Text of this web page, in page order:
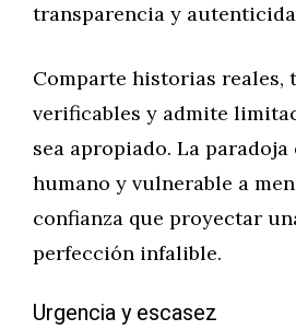
transparencia y
Comparte historias reales,
verificables y admite
sea apropiado. La
humano y vulnerable a
confianza que proyectar
perfección infalible.
Urgencia y escasez